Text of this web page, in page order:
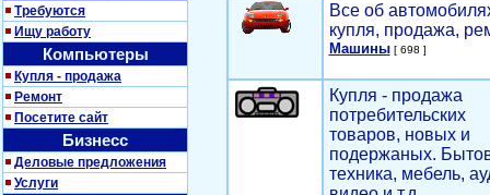
Требуются
Ищу работу
Компьютеры
Купля - продажа
Ремонт
Посетите сайт
Бизнесс
Деловые предложения
Услуги
Все об
купля, продажа,
Машины[ 698 ]
Купля - продажа
потребительских
товаров, новых и
подержаных.
техника, мебель,